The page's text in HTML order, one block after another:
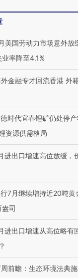
7万
3种
育部长拱下台
链博
接产
美国劳动力市场意外放
率降至4.1%
金融专才回流香港 外
时代宜春锂矿仍处停
资源供需格局
进出口增速高位放缓，
7月继续增持近20吨黄
司
进出口增速从高位略有
前瞻：生态环境法典